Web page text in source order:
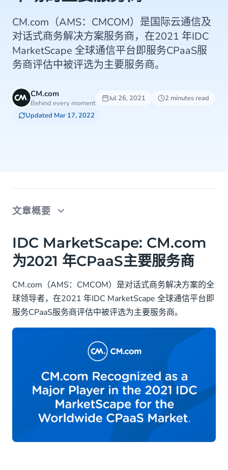
CM.com（AMS：CMCOM）是国际云通信及
对话式商务解决方案服务商，在2021 年IDC
MarketScape 全球通信平台即服务CPaaS服
务商评估中被评选为主要服务商。
CM.com
Behind every moment
Jul 26, 2021
2 minutes read
Updated Mar 17, 2022
文章概要
IDC MarketScape: CM.com为2021 年CPaaS主要服
务商
CM.com 首席技术官 Jan Saan认为
认证过程
关于 IDC MarketScape
IDC MarketScape: CM.com
为2021 年CPaaS主要服务商
CM.com（AMS：CMCOM）是对话式商务解决方案的全
球领导者，在2021 年IDC MarketScape 全球通信平台即
服务CPaaS服务商评估中被评选为主要服务商。